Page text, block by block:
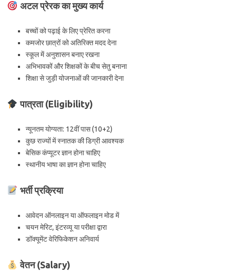
अटल प्रेरक का मुख्य कार्य
बच्चों को पढ़ाई के लिए प्रेरित करना
कमजोर छात्रों को अतिरिक्त मदद देना
स्कूल में अनुशासन बनाए रखना
अभिभावकों और शिक्षकों के बीच सेतु बनाना
शिक्षा से जुड़ी योजनाओं की जानकारी देना
पात्रता (Eligibility)
न्यूनतम योग्यता: 12वीं पास (10+2)
कुछ राज्यों में स्नातक की डिग्री आवश्यक
बेसिक कंप्यूटर ज्ञान होना चाहिए
स्थानीय भाषा का ज्ञान होना चाहिए
भर्ती प्रक्रिया
आवेदन ऑनलाइन या ऑफलाइन मोड में
चयन मेरिट, इंटरव्यू या परीक्षा द्वारा
डॉक्यूमेंट वेरिफिकेशन अनिवार्य
वेतन (Salary)